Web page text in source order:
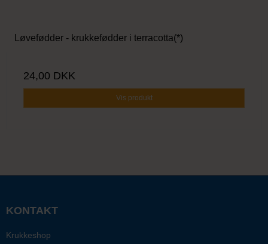
Løvefødder - krukkefødder i terracotta(*)
24,00 DKK
Vis produkt
KONTAKT
Krukkeshop